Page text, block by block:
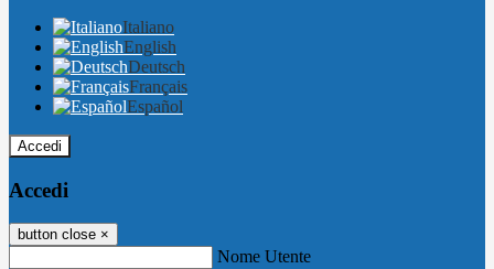
Italiano
English
Deutsch
Français
Español
Accedi
Accedi
button close ×
Nome Utente